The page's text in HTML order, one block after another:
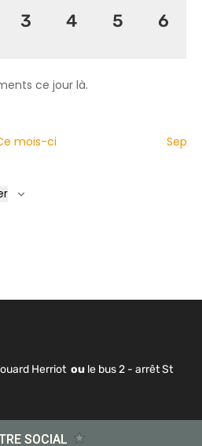
0
3
0
4
0
5
0
6
ce jour là.
mois-ci Sep
Herriot ou le bus 2 - arrêt St